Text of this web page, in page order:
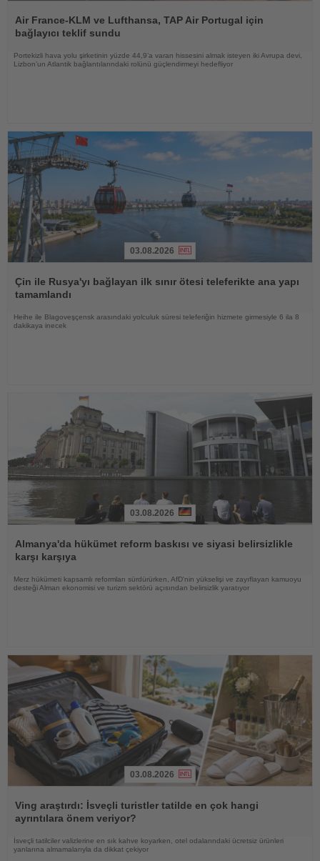
Oku
Air France-KLM ve Lufthansa, TAP Air Portugal için
bağlayıcı teklif sundu
Portekizli hava yolu şirketinin yüzde 44,9’a varan hissesini almak isteyen iki Avrupa devi,
Lizbon’un Atlantik bağlantılarındaki rolünü güçlendirmeyi hedefliyor
Oku
03.08.2026
Çin ile Rusya'yı bağlayan ilk sınır ötesi teleferikte ana yapı
tamamlandı
Heihe ile Blagoveşçensk arasındaki yolculuk süresi teleferiğin hizmete girmesiyle 6 ila 8
dakikaya inecek
Oku
03.08.2026
Almanya'da hükümet reform baskısı ve siyasi belirsizlikle
karşı karşıya
Merz hükümeti kapsamlı reformları sürdürürken, AfD'nin yükselişi ve zayıflayan kamuoyu
desteği Alman ekonomisi ve turizm sektörü açısından belirsizlik yaratıyor
Oku
03.08.2026
Ving araştırdı: İsveçli turistler tatilde en çok hangi
ayrıntılara önem veriyor?
İsveçli tatilciler valizlerine en sık kahve koyarken, otel odalarındaki ücretsiz ürünleri
yanlarına almamalarıyla da dikkat çekiyor